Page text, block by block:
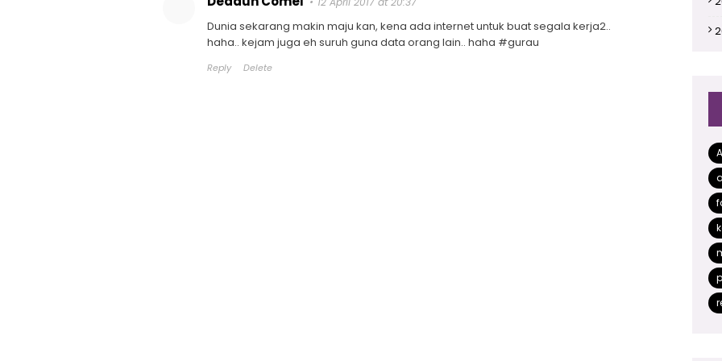
Dunia sekarang makin maju kan, kena ada internet untuk buat segala kerja2..
haha.. kejam juga eh suruh guna data orang lain.. haha #gurau
Reply Delete